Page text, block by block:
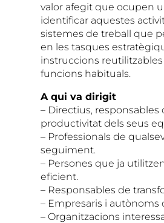
valor afegit que ocupen
identificar aquestes
sistemes de treball que
en les tasques
instruccions
funcions habituals.
A qui va dirigit
– Directius,
productivitat dels seus
– Professionals de
seguiment.
– Persones que ja
eficient.
– Responsables de
– Empresaris i autònoms
– Organitzacions